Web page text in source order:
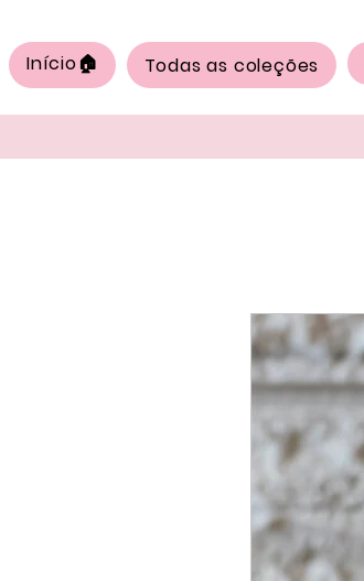
Início🏠 Todas as coleções